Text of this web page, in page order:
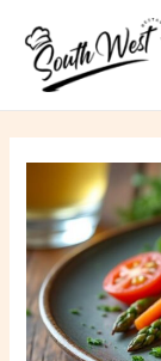
contenu